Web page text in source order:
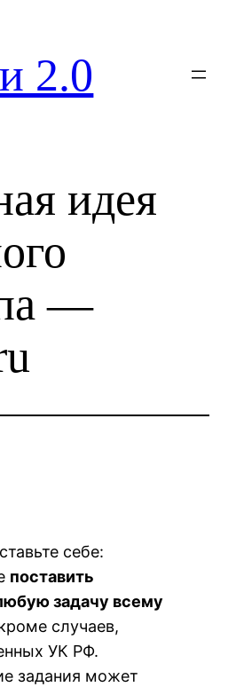
2.0
идея
—
себе:
поставить
задачу всему
случаев,
УК РФ.
задания может